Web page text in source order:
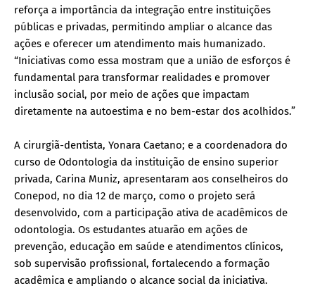
reforça a importância da integração entre instituições
públicas e privadas, permitindo ampliar o alcance das
ações e oferecer um atendimento mais humanizado.
“Iniciativas como essa mostram que a união de esforços é
fundamental para transformar realidades e promover
inclusão social, por meio de ações que impactam
diretamente na autoestima e no bem-estar dos acolhidos.”
A cirurgiã-dentista, Yonara Caetano; e a coordenadora do
curso de Odontologia da instituição de ensino superior
privada, Carina Muniz, apresentaram aos conselheiros do
Conepod, no dia 12 de março, como o projeto será
desenvolvido, com a participação ativa de acadêmicos de
odontologia. Os estudantes atuarão em ações de
prevenção, educação em saúde e atendimentos clínicos,
sob supervisão profissional, fortalecendo a formação
acadêmica e ampliando o alcance social da iniciativa.